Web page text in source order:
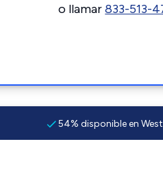
o llamar833-513-
54% disponible en